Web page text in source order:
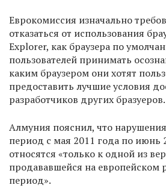
Еврокомиссия изначально
отказаться от использования
Explorer, как браузера по
пользователей принимать
каким браузером они хотят
предоставить лучшие условия
разработчиков других бразуеров.
Алмуния пояснил, что
период с мая 2011 года по июнь
относятся «только к одной из
продававшейся на европейском
период».